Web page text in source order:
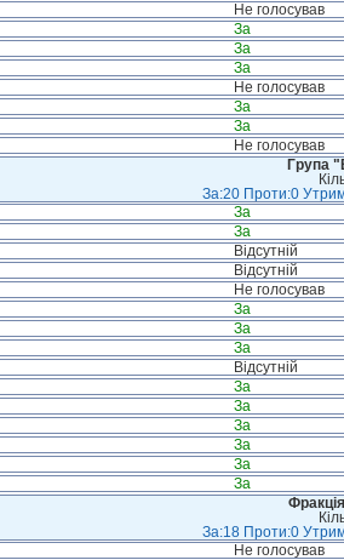
Не голосував
За
За
За
Не голосував
За
За
Не голосував
Група
За:20 Проти:0
За
За
Відсутній
Відсутній
Не голосував
За
За
За
Відсутній
За
За
За
За
За
За
За:18 Проти:0
Не голосував